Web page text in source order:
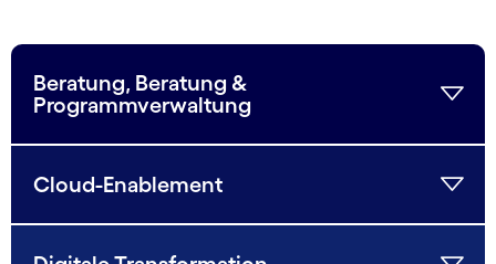
Beratung, Beratung &
Programmverwaltung
Cloud-Enablement